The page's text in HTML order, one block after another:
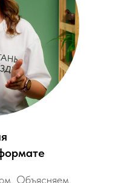
Объясняем,